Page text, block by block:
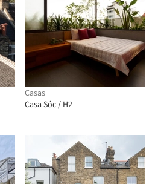
Casas
Casa Sóc / H2